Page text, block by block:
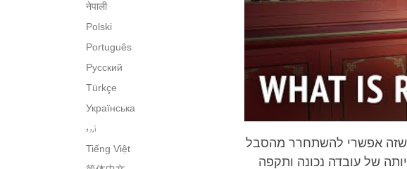
नेपाली
Polski
Português
Русский
Türkçe
Українська
اُردو
Tiếng Việt
אפשרי להשתחרר מהסבל
של עובדה נכונה ותקפה